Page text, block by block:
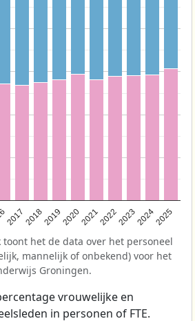
201720182019202020212022202320242025
toont het de data over het personeel
mannelijk of onbekend) voor het
Groningen.
vrouwelijke en
in personen of FTE.